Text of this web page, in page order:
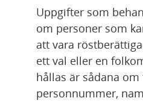
Uppgifter som
om personer som
att vara
ett val eller en
hållas är sådana
personnummer,